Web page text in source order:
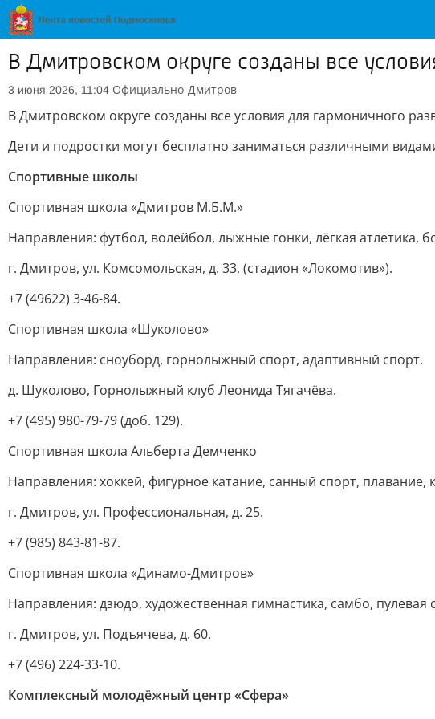
В Дмитровском округе созданы все
3 июня 2026, 11:04 Официально Дмитров
В Дмитровском округе созданы все условия для гармоничного
Дети и подростки могут бесплатно заниматься различными
Спортивные школы
Спортивная школа «Дмитров М.Б.М.»
Направления: футбол, волейбол, лыжные гонки, лёгкая атлетика,
г. Дмитров, ул. Комсомольская, д. 33, (стадион «Локомотив»).
+7 (49622) 3-46-84.
Спортивная школа «Шуколово»
Направления: сноуборд, горнолыжный спорт, адаптивный спорт.
д. Шуколово, Горнолыжный клуб Леонида Тягачёва.
+7 (495) 980-79-79 (доб. 129).
Спортивная школа Альберта Демченко
Направления: хоккей, фигурное катание, санный спорт, плавание,
г. Дмитров, ул. Профессиональная, д. 25.
+7 (985) 843-81-87.
Спортивная школа «Динамо-Дмитров»
Направления: дзюдо, художественная гимнастика, самбо, пулевая
г. Дмитров, ул. Подъячева, д. 60.
+7 (496) 224-33-10.
Комплексный молодёжный центр «Сфера»